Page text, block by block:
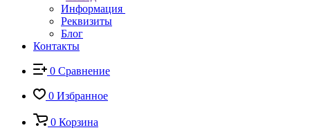
Информация
Реквизиты
Блог
Контакты
0 Сравнение
0 Избранное
0 Корзина